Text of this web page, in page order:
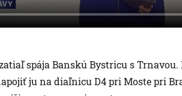
spája Banskú Bystricu s
ju na diaľnicu D4 pri Moste pri